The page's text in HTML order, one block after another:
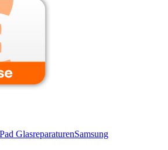
GlasreparaturenSamsung